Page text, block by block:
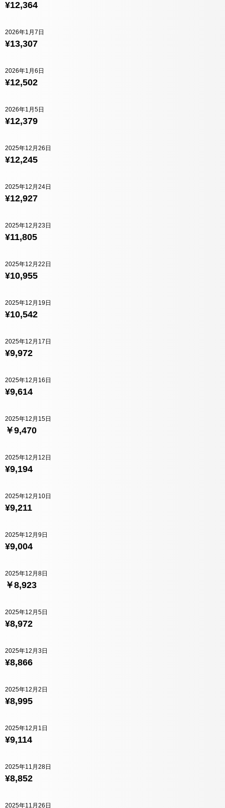
¥12,364
¥13,307
2026年1月7日
¥12,502
2026年1月6日
¥12,379
2026年1月5日
¥12,245
2025年12月26日
¥12,927
2025年12月24日
¥11,805
2025年12月23日
¥10,955
2025年12月22日
¥10,542
2025年12月19日
¥9,972
2025年12月17日
¥9,614
2025年12月16日
￥9,470
2025年12月15日
¥9,194
2025年12月12日
¥9,211
2025年12月10日
¥9,004
2025年12月9日
￥8,923
2025年12月8日
¥8,972
2025年12月5日
¥8,866
2025年12月3日
¥8,995
2025年12月2日
¥9,114
2025年12月1日
¥8,852
2025年11月28日
2025年11月26日